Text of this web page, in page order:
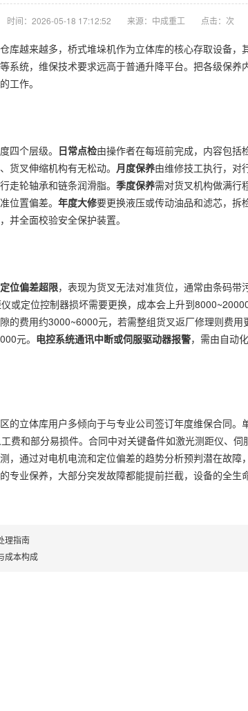
时间：2026-05-18 17:12:52 来源：中成重工 点击： 次
库越来越多，桥式堆垛机作为立体库的核心存取设备
系统，维保技术要求远高于普通升降平台。把各级保
工作。
四个层级。 日常点检由操作者在每班前完成，内容包括
货叉伸缩机构有无松动。 月度保养由维修技工执行，对
走轮轴承和链条润滑脂。 季度保养需对货叉机构做满行
位置偏差。 年度大修要更换液压或传动油品和滤芯，拆
并全面校验安全保护装置。
定位偏差超限，表现为货叉无法对准货位，通常由条码
或定位控制器损坏需要更换，成本会上升到8000~20000
费用约3000~6000元，若需整组货叉返厂修理则费用
元。 电控系统通讯中断或伺服驱动器报警，需由自动
的立体库用户多倾向于与专业公司签订年度维保合同
费和部分易损件。合同中对关键备件如激光测距仪、
，通过对电机电流和定位偏差的趋势分析预判潜在故
业保养，大部分突发故障都能提前拦截，设备的全生
理指南
成本构成